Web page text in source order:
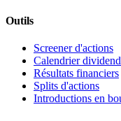
Outils
Screener d'actions
Calendrier
Résultats financiers
Splits d'actions
Introductions en